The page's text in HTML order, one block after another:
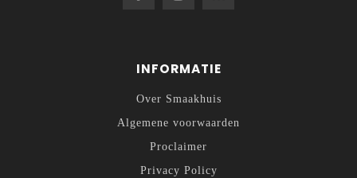
INFORMATIE
Over Smaakhuis
Algemene voorwaarden
Proclaimer
Privacy Policy